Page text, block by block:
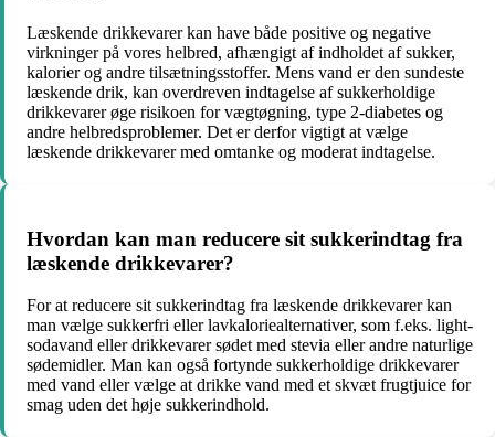
Læskende drikkevarer kan have både positive og negative
virkninger på vores helbred, afhængigt af indholdet af sukker,
kalorier og andre tilsætningsstoffer. Mens vand er den sundeste
læskende drik, kan overdreven indtagelse af sukkerholdige
drikkevarer øge risikoen for vægtøgning, type 2-diabetes og
andre helbredsproblemer. Det er derfor vigtigt at vælge
læskende drikkevarer med omtanke og moderat indtagelse.
Hvordan kan man reducere sit sukkerindtag fra
læskende drikkevarer?
For at reducere sit sukkerindtag fra læskende drikkevarer kan
man vælge sukkerfri eller lavkaloriealternativer, som f.eks. light-
sodavand eller drikkevarer sødet med stevia eller andre naturlige
sødemidler. Man kan også fortynde sukkerholdige drikkevarer
med vand eller vælge at drikke vand med et skvæt frugtjuice for
smag uden det høje sukkerindhold.